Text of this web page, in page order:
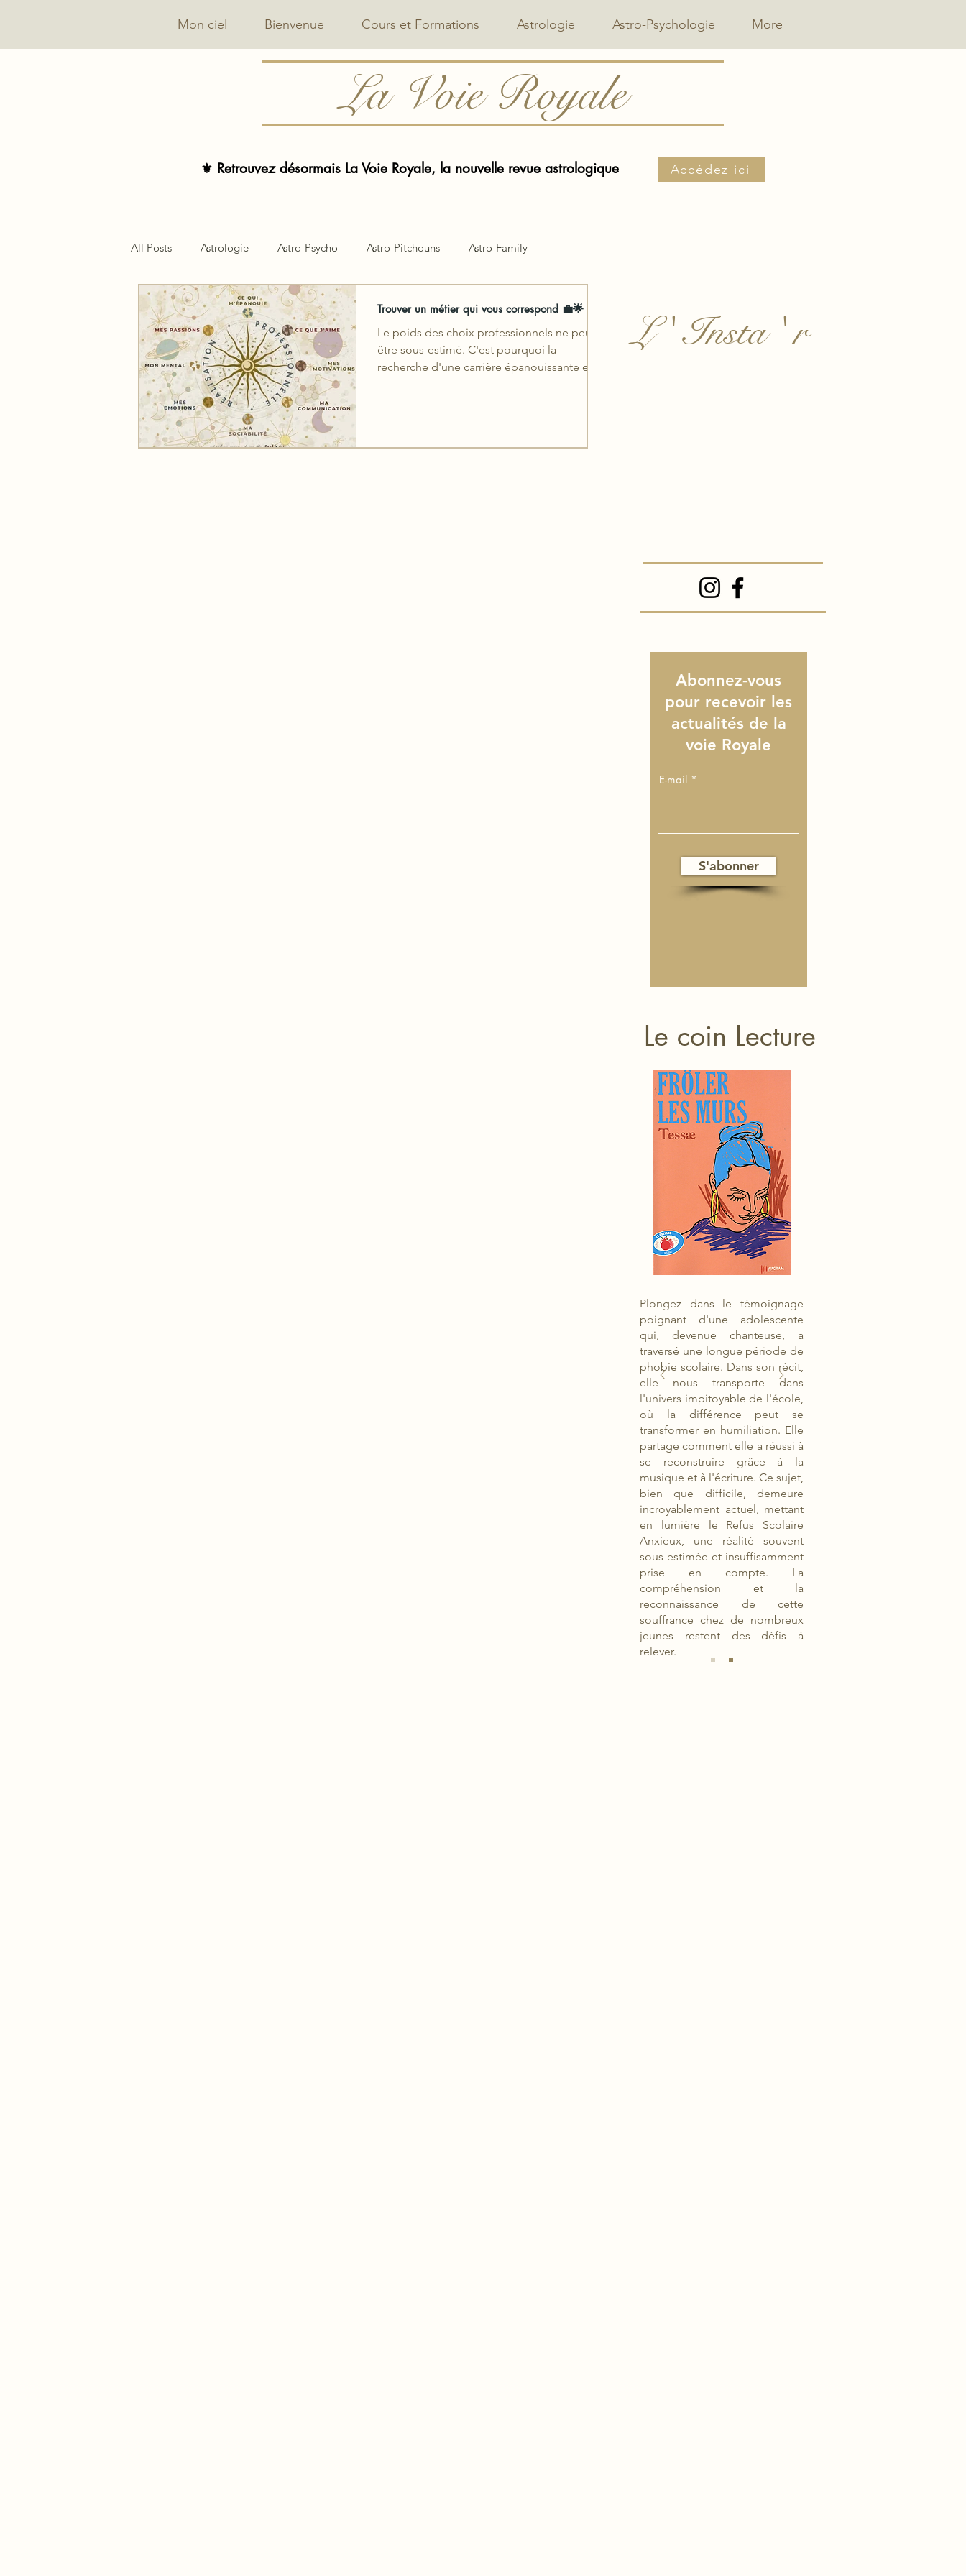
Mon ciel Bienvenue Cours et Formations Astrologie Astro-Psychologie More
La Voie Royale
⚜️ Retrouvez désormais La Voie Royale, la nouvelle revue astrologique Accédez ici
All Posts Astrologie Astro-Psycho Astro-Pitchouns Astro-Family
Trouver un métier qui vous correspond 💼🌟
Le poids des choix professionnels ne peut
être sous-estimé. C'est pourquoi la
recherche d'une carrière épanouissante est
L ' Insta ' r
Abonnez-vous
pour recevoir les
actualités de la
voie Royale
E-mail
S'abonner
Le coin Lecture
Plongez dans le témoignage
poignant d'une adolescente
qui, devenue chanteuse, a
traversé une longue période de
phobie scolaire. Dans son récit,
elle nous transporte dans
l'univers impitoyable de l'école,
où la différence peut se
transformer en humiliation. Elle
partage comment elle a réussi à
se reconstruire grâce à la
musique et à l'écriture. Ce sujet,
bien que difficile, demeure
incroyablement actuel, mettant
en lumière le Refus Scolaire
Anxieux, une réalité souvent
sous-estimée et insuffisamment
prise en compte. La
compréhension et la
reconnaissance de cette
souffrance chez de nombreux
jeunes restent des défis à
relever.